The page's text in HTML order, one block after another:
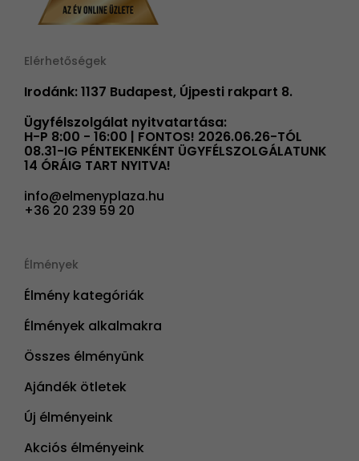
Elérhetőségek
Irodánk: 1137 Budapest, Újpesti rakpart 8.
Ügyfélszolgálat nyitvatartása:
H-P 8:00 - 16:00 | FONTOS! 2026.06.26-TÓL
08.31-IG PÉNTEKENKÉNT ÜGYFÉLSZOLGÁLATUNK
14 ÓRÁIG TART NYITVA!
info@elmenyplaza.hu
+36 20 239 59 20
Élmények
Élmény kategóriák
Élmények alkalmakra
Összes élményünk
Ajándék ötletek
Új élményeink
Akciós élményeink